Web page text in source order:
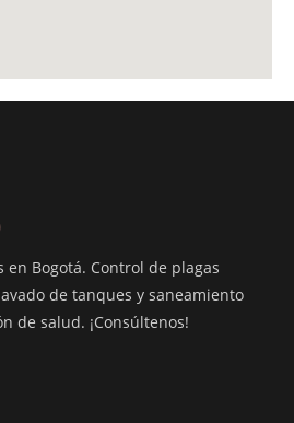
en Bogotá. Control de plagas
de tanques y saneamiento
de salud. ¡Consúltenos!